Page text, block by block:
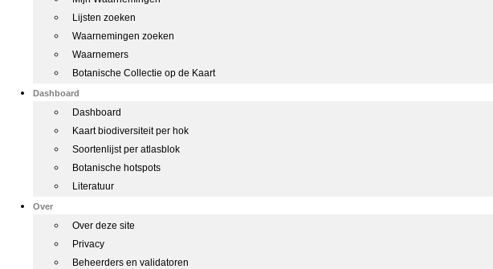
Lijsten zoeken
Waarnemingen zoeken
Waarnemers
Botanische Collectie op de Kaart
Dashboard
Dashboard
Kaart biodiversiteit per hok
Soortenlijst per atlasblok
Botanische hotspots
Literatuur
Over
Over deze site
Privacy
Beheerders en validatoren